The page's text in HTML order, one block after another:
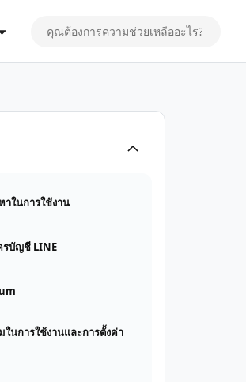
ในการใช้งาน
บัญชี LINE
นการใช้งานและการตั้งค่า